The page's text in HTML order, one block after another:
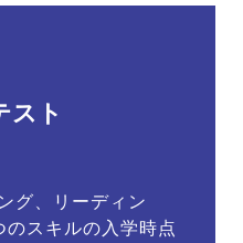
スト
グ、リーディン
スキルの入学時点